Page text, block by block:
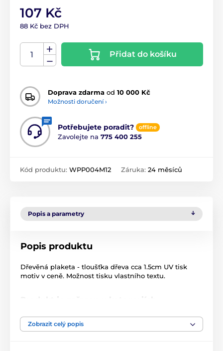
107 Kč
88 Kč bez DPH
Přidat do košíku
Doprava zdarma od 10 000 Kč
Možnosti doručení ›
Potřebujete poradit? offline
Zavolejte na 775 400 255
Kód produktu: WPP004M12 Záruka: 24 měsíců
Popis a parametry
Popis produktu
Dřevěná plaketa - tloušťka dřeva cca 1.5cm UV tisk
motiv v ceně. Možnost tisku vlastního textu.
Produkt je zařazen v kategoriích
Americký fotbal
Zobrazit celý popis